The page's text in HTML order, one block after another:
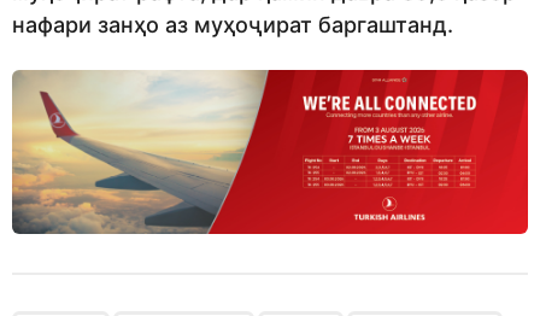
нафари занҳо аз муҳоҷират баргаштанд.